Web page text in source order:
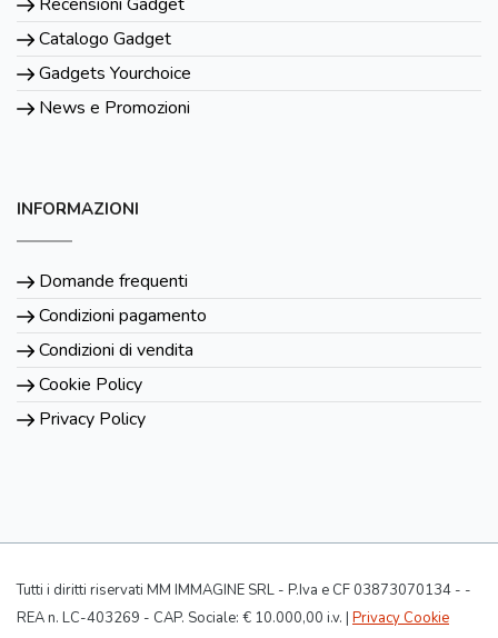
Catalogo Gadget
Gadgets Yourchoice
News e Promozioni
INFORMAZIONI
Domande frequenti
Condizioni pagamento
Condizioni di vendita
Cookie Policy
Privacy Policy
Tutti i diritti riservati MM IMMAGINE SRL - P.Iva e CF 03873070134 - -
REA n. LC-403269 - CAP. Sociale: € 10.000,00 i.v. | Privacy Cookie